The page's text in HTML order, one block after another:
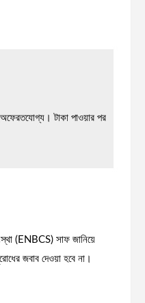
অফেরতযোগ্য। টাকা পাওয়ার পর
(ENBCS) সাফ জানিয়ে
জবাব দেওয়া হবে না।